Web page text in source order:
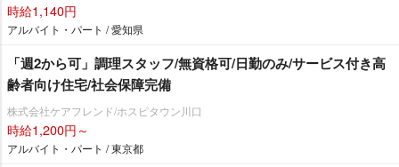
時給1,140円
アルバイト・パート / 愛知県
「週2から可」調理スタッフ/無資格可/日勤のみ/サービス付き高
齢者向け住宅/社会保障完備
株式会社ケアフレンド/ホスピタウン川口
時給1,200円～
アルバイト・パート / 東京都